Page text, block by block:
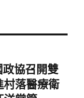
協召開雙
村落醫療衛